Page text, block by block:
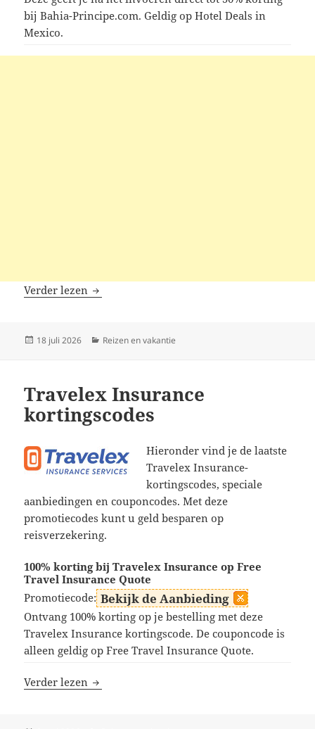
bij Bahia-Principe.com. Geldig op Hotel Deals in
Mexico.
Verder lezen Bahia Principe kortingscodes
Geplaatst
18 juli 2026 Categorieën
Reizen en vakantie
Travelex Insurance
kortingscodes
Hieronder vind je de laatste
Travelex Insurance-
kortingscodes, speciale
aanbiedingen en couponcodes. Met deze
promotiecodes kunt u geld besparen op
reisverzekering.
100% korting bij Travelex Insurance op Free
Travel Insurance Quote
Promotiecode: Bekijk de Aanbieding
Ontvang 100% korting op je bestelling met deze
Travelex Insurance kortingscode. De couponcode is
alleen geldig op Free Travel Insurance Quote.
Verder lezen Travelex Insurance kortingscodes